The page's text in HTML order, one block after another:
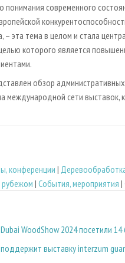
понимания современного
– эта тема в целом и стала
которого является
обзор
международной сети
конференции |
рубежом | События, мероприятия |
WoodShow 2024 посетили 14
выставку interzum